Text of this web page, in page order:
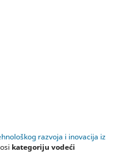
razvoja i inovacija iz
kategoriju vodeći